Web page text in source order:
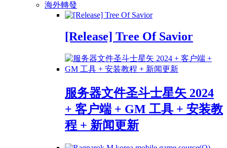
海外轉發
[Release] Tree Of Savior
服务器文件圣斗士星矢 2024
+ 客户端 + GM 工具 + 安装教
程 + 新闻更新